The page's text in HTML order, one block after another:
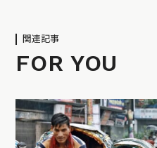
関連記事
FOR YOU